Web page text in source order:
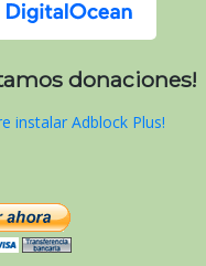
donaciones!
instalar Adblock Plus!